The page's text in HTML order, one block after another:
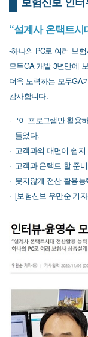
보험신보 인
“설계사 온택트시
-하나의 PC로 여러 보
모두GA 개발 3년만에
더욱 노력하는 모두GA
감사합니다.
-‘이 프로그램만 활용
들었다.
고객과의 대면이 쉽
고객과 온택트 할 준
못지않게 전산 활용
[보험신보 우만순 기